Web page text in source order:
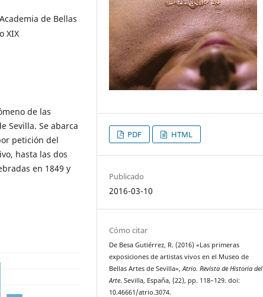
de Bellas
XIX
de las
Sevilla. Se abarca
petición del
hasta las dos
en 1849 y
PDF HTML
Publicado
2016-03-10
Cómo citar
De Besa Gutiérrez, R. (2016) «Las primeras
exposiciones de artistas vivos en el Museo de
Bellas Artes de Sevilla»,Atrio. Revista de Historia del
Arte. Sevilla, España, (22), pp. 118–129. doi:
10.46661/atrio.3074.